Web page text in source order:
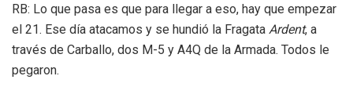
RB: Lo que pasa es que para llegar a eso, hay que empezar
el 21. Ese día atacamos y se hundió la Fragata Ardent, a
través de Carballo, dos M-5 y A4Q de la Armada. Todos le
pegaron.